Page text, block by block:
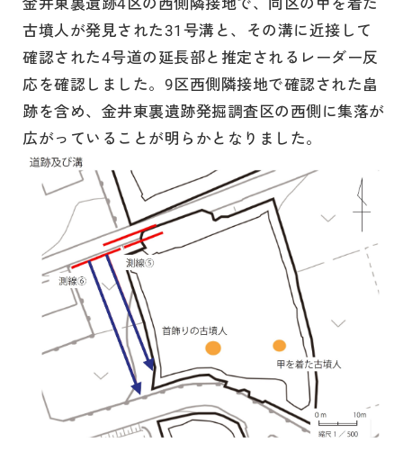
古墳人が発見された31号溝と、その溝に近接して
確認された4号道の延長部と推定されるレーダー反
応を確認しました。9区西側隣接地で確認された畠
跡を含め、金井東裏遺跡発掘調査区の西側に集落が
広がっていることが明らかとなりました。